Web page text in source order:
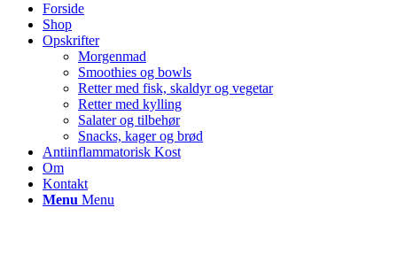
Forside
Shop
Opskrifter
Morgenmad
Smoothies og bowls
Retter med fisk, skaldyr og vegetar
Retter med kylling
Salater og tilbehør
Snacks, kager og brød
Antiinflammatorisk Kost
Om
Kontakt
Menu Menu